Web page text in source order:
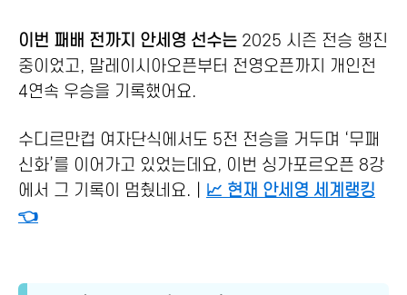
이번 패배 전까지 안세영 선수는 2025 시즌 전승 행진
중이었고, 말레이시아오픈부터 전영오픈까지 개인전
4연속 우승을 기록했어요.
수디르만컵 여자단식에서도 5전 전승을 거두며 ‘무패
신화’를 이어가고 있었는데요, 이번 싱가포르오픈 8강
에서 그 기록이 멈췄네요.｜ 📈 현재 안세영 세계랭킹
👈